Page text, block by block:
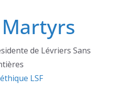
de Lévriers Sans
LSF